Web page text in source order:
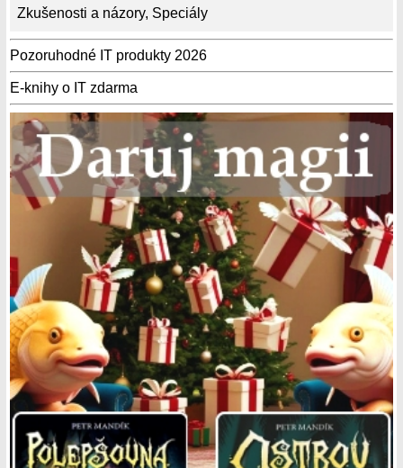
Zkušenosti a názory, Speciály
Pozoruhodné IT produkty 2026
E-knihy o IT zdarma